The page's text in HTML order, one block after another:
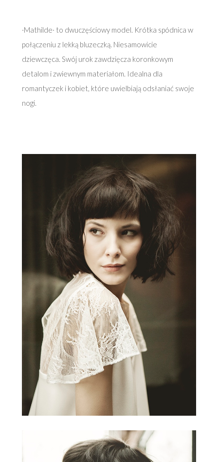
·Mathilde· to dwuczęściowy model. Krótka spódnica w
połączeniu z lekką bluzeczką. Niesamowicie
dziewczęca. Swój urok zawdzięcza koronkowym
detalom i zwiewnym materiałom. Idealna dla
romantyczek i kobiet, które uwielbiają odsłaniać swoje
nogi.